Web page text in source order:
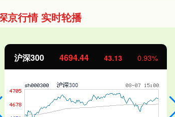
京行情 实时轮播
沪深300 4694.44 43.13 0.93%